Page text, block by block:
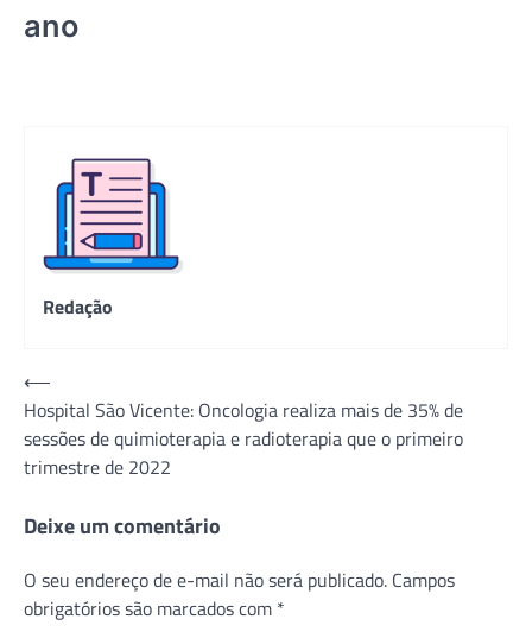
ano
Redação
Navegação
de
Post
⟵
Hospital São Vicente: Oncologia realiza mais de 35% de
sessões de quimioterapia e radioterapia que o primeiro
trimestre de 2022
Deixe um comentário
O seu endereço de e-mail não será publicado. Campos
obrigatórios são marcados com *